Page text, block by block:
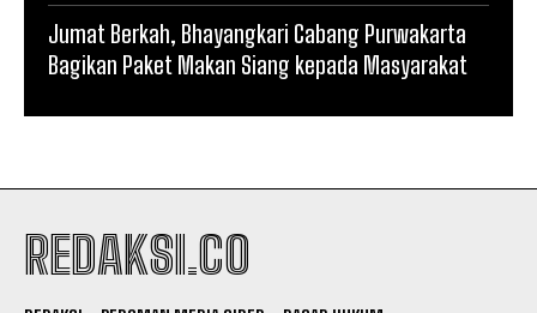
Jumat Berkah, Bhayangkari Cabang Purwakarta
Bagikan Paket Makan Siang kepada Masyarakat
REDAKSI.CO